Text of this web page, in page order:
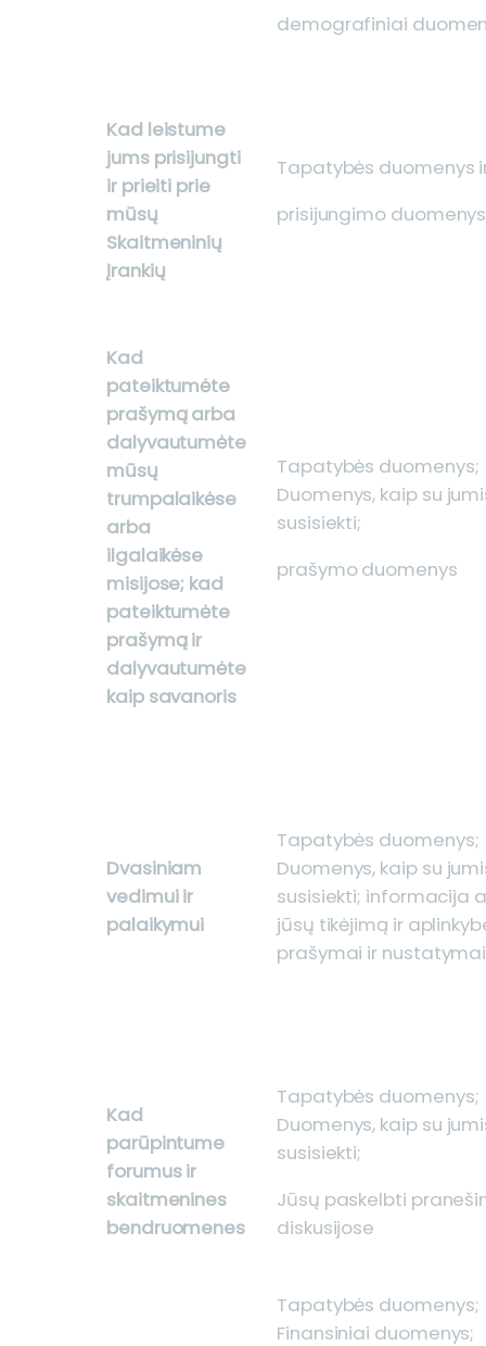
demografiniai
Kad leistume
jums prisijungti
ir prieiti prie
mūsų
Skaitmeninių
Įrankių
Tapatybės duomenys
prisijungimo duomenys
Kad
pateiktumėte
prašymą arba
dalyvautumėte
mūsų
trumpalaikėse
arba
ilgalaikėse
misijose; kad
pateiktumėte
prašymą ir
dalyvautumėte
kaip savanoris
Tapatybės duomenys;
Duomenys, kaip su
susisiekti;
prašymo duomenys
Dvasiniam
vedimui ir
palaikymui
Tapatybės duomenys;
Duomenys, kaip su
susisiekti; informacija
jūsų tikėjimą ir
prašymai ir nustatymai
Kad
parūpintume
forumus ir
skaitmenines
bendruomenes
Tapatybės duomenys;
Duomenys, kaip su
susisiekti;
Jūsų paskelbti
diskusijose
Tapatybės duomenys;
Finansiniai duomenys;